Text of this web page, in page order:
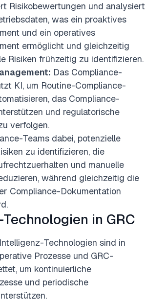
Risikobewertungen und analysiert
was ein proaktives
und ein operatives
ermöglicht und gleichzeitig
Risiken frühzeitig zu identifizieren.
Das Compliance-
KI, um Routine-Compliance-
das Compliance-
und regulatorische
verfolgen.
Teams dabei, potenzielle
zu identifizieren, die
und manuelle
während gleichzeitig die
Compliance-Dokumentation
in GRC
Technologien sind in
Prozesse und GRC-
um kontinuierliche
und periodische